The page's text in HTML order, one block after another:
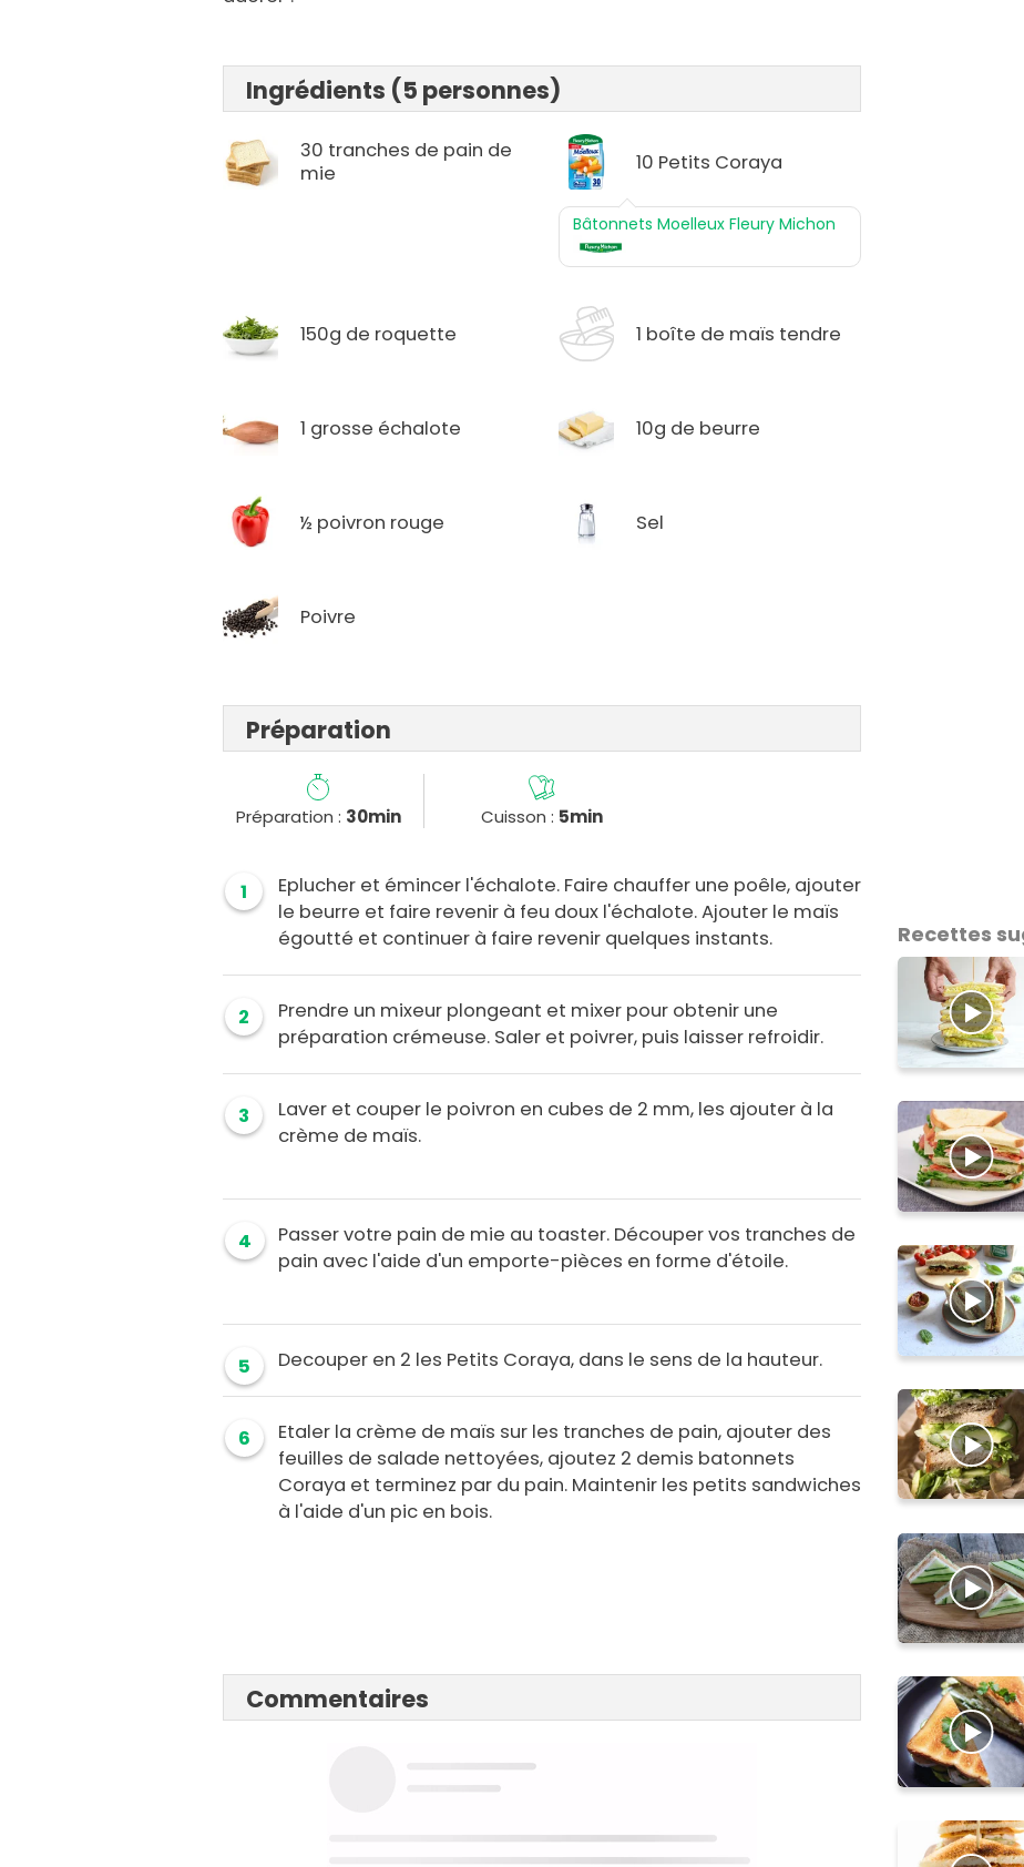
Ingrédients (5 personnes)
30 tranches de pain de
mie
10 Petits Coraya
Bâtonnets Moelleux Fleury Michon
150g de roquette 1 boîte de maïs tendre
1 grosse échalote 10g de beurre
½ poivron rouge Sel
Poivre
Préparation
Préparation : 30min Cuisson : 5min
1
Eplucher et émincer l'échalote. Faire chauffer une poêle, ajouter
le beurre et faire revenir à feu doux l'échalote. Ajouter le maïs
égoutté et continuer à faire revenir quelques instants.
2
Prendre un mixeur plongeant et mixer pour obtenir une
préparation crémeuse. Saler et poivrer, puis laisser refroidir.
3
Laver et couper le poivron en cubes de 2 mm, les ajouter à la
crème de maïs.
4
Passer votre pain de mie au toaster. Découper vos tranches de
pain avec l'aide d'un emporte-pièces en forme d'étoile.
5 Decouper en 2 les Petits Coraya, dans le sens de la hauteur.
6
Etaler la crème de maïs sur les tranches de pain, ajouter des
feuilles de salade nettoyées, ajoutez 2 demis batonnets
Coraya et terminez par du pain. Maintenir les petits sandwiches
à l'aide d'un pic en bois.
Commentaires
Recettes